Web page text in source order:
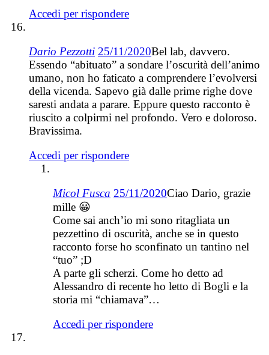
Accedi per rispondere
Dario Pezzotti 25/11/2020Bel lab, davvero.
Essendo “abituato” a sondare l’oscurità dell’animo
umano, non ho faticato a comprendere l’evolversi
della vicenda. Sapevo già dalle prime righe dove
saresti andata a parare. Eppure questo racconto è
riuscito a colpirmi nel profondo. Vero e doloroso.
Bravissima.
Accedi per rispondere
Micol Fusca 25/11/2020Ciao Dario, grazie
mille 😀
Come sai anch’io mi sono ritagliata un
pezzettino di oscurità, anche se in questo
racconto forse ho sconfinato un tantino nel
“tuo” ;D
A parte gli scherzi. Come ho detto ad
Alessandro di recente ho letto di Bogli e la
storia mi “chiamava”…
Accedi per rispondere